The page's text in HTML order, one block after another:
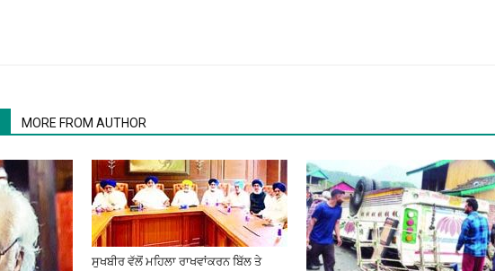
MORE FROM AUTHOR
ਸੁਖਬੀਰ ਵੱਲੋਂ ਮਹਿਲਾ ਰਾਖਵਾਂਕਰਨ ਬਿੱਲ ਤੇ